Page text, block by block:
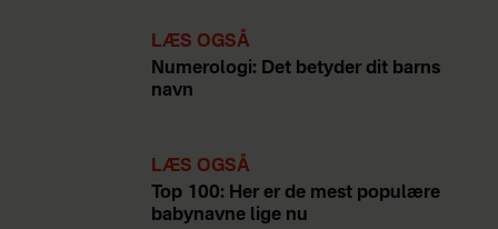
LÆS OGSÅ
Numerologi: Det betyder dit barns
navn
LÆS OGSÅ
Top 100: Her er de mest populære
babynavne lige nu